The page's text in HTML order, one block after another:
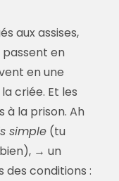
aux assises,
passent en
en une
criée. Et les
à la prison. Ah
simple(tu
→ un
conditions :